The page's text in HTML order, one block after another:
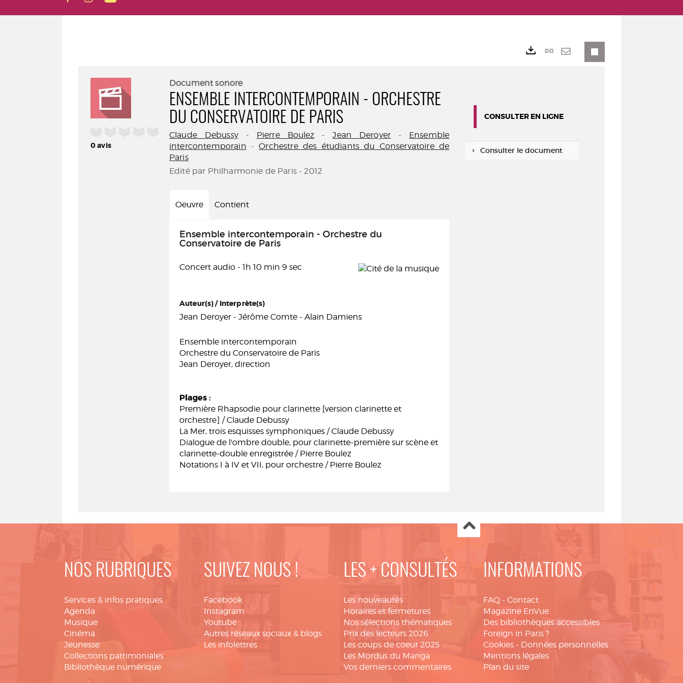
0avis
Document sonore
ENSEMBLE INTERCONTEMPORAIN - ORCHESTRE
DU CONSERVATOIRE DE PARIS
Claude Debussy- Pierre Boulez -Jean Deroyer - Ensemble
intercontemporain -Orchestre des étudiants du Conservatoire de
Paris
Edité par Philharmonie de Paris - 2012
Oeuvre Contient
Ensemble intercontemporain - Orchestre du
Conservatoire de Paris
Concert audio - 1h 10 min 9 sec
Auteur(s) / Interprète(s)
Jean Deroyer - Jérôme Comte - Alain Damiens
Ensemble intercontemporain
Orchestre du Conservatoire de Paris
Jean Deroyer, direction
Plages :
Première Rhapsodie pour clarinette [version clarinette et
orchestre] / Claude Debussy
La Mer, trois esquisses symphoniques / Claude Debussy
Dialogue de l'ombre double, pour clarinette-première sur scène et
clarinette-double enregistrée / Pierre Boulez
Notations I à IV et VII, pour orchestre / Pierre Boulez
Lien
CONSULTER EN LIGNE
Consulter le document
NOS RUBRIQUES
Services & infos pratiques
Agenda
Musique
Cinéma
Jeunesse
Collections patrimoniales
Bibliothèque numérique
SUIVEZ NOUS !
Facebook
Instagram
Youtube
Autres réseaux sociaux & blogs
Les infolettres
LES + CONSULTÉS
Les nouveautés
Horaires et fermetures
Nos sélections thématiques
Prix des lecteurs 2026
Les coups de coeur 2025
Les Mordus du Manga
Vos derniers commentaires
INFORMATIONS
FAQ - Contact
Magazine EnVue
Des bibliothèques accessibles
Foreign in Paris ?
Cookies - Données personnelles
Mentions légales
Plan du site